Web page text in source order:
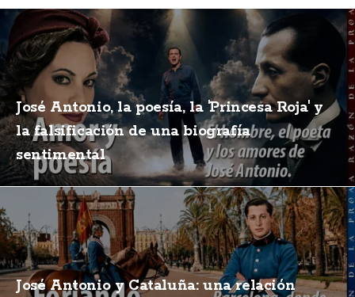
José Antonio, la poesía, la 'Princesa Roja' y
la falsificación de una biografía
sentimental
José Antonio y Cataluña: una relación